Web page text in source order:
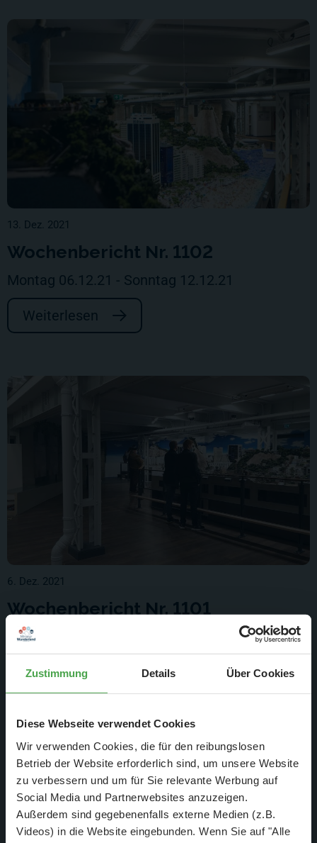
Zustimmung Details Über Cookies
Diese Webseite verwendet Cookies
Wir verwenden Cookies, die für den reibungslosen
Betrieb der Website erforderlich sind, um unsere Website
zu verbessern und um für Sie relevante Werbung auf
Social Media und Partnerwebsites anzuzeigen.
Außerdem sind gegebenenfalls externe Medien (z.B.
Videos) in die Website eingebunden. Wenn Sie auf "Alle
13. Dez. 2021
Wochenbericht Nr. 1102
Montag 06.12.21 - Sonntag 12.12.21
Weiterlesen
6. Dez. 2021
Wochenbericht Nr. 1101
Montag 29.11.21 - Sonntag 05.12.21
Weiterlesen